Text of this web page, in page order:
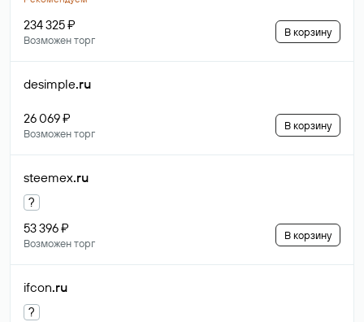
234 325 ₽
Возможен торг
В корзину
desimple.ru
26 069 ₽
Возможен торг
В корзину
steemex.ru
?
53 396 ₽
Возможен торг
В корзину
ifcon.ru
?